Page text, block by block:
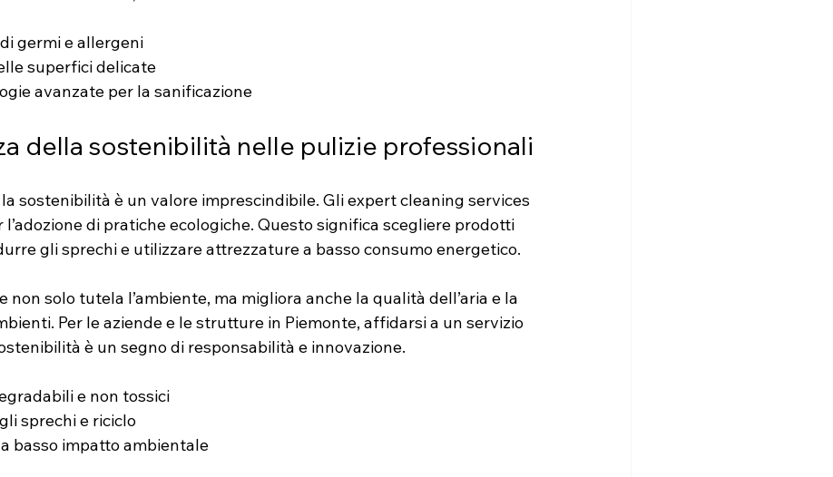
germi e allergeni
superfici delicate
avanzate per la sanificazione
della sostenibilità nelle pulizie professionali
sostenibilità è un valore imprescindibile. Gli expert cleaning services
di pratiche ecologiche. Questo significa scegliere prodotti
gli sprechi e utilizzare attrezzature a basso consumo energetico.
non solo tutela l’ambiente, ma migliora anche la qualità dell’aria e la
Per le aziende e le strutture in Piemonte, affidarsi a un servizio
è un segno di responsabilità e innovazione.
e non tossici
sprechi e riciclo
basso impatto ambientale